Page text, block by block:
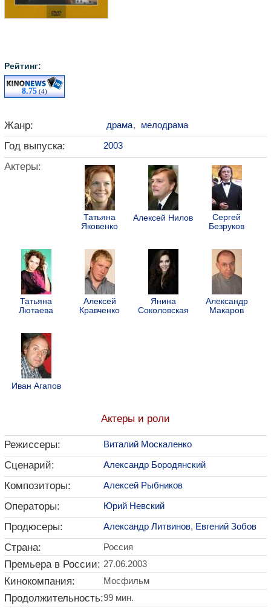
Рейтинг:
8.75 (4)
Жанр: драма, мелодрама
Год выпуска: 2003
Актеры:
Татьяна
Яковенко
Алексей Нилов
Сергей
Безруков
Татьяна
Лютаева
Алексей
Кравченко
Янина
Соколовская
Александр
Макаров
Иван Агапов
Актеры и роли
Режиссеры: Виталий Москаленко
Сценарий: Александр Бородянский
Композиторы: Алексей Рыбников
Операторы: Юрий Невский
Продюсеры: Александр Литвинов, Евгений Зобов
Страна: Россия
Премьера в России: 27.06.2003
Кинокомпания: Мосфильм
Продолжительность:99 мин.